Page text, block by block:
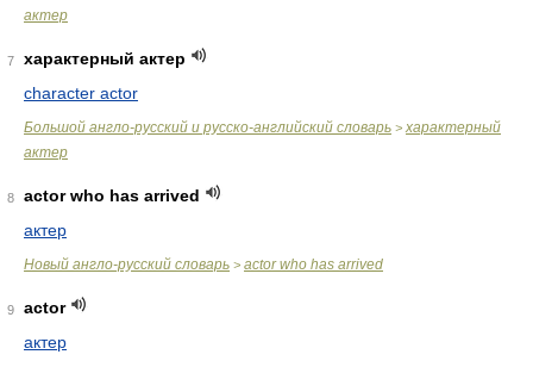
актер
7
характерный актер
character actor
Большой англо-русский и русско-английский словарь > характерный
актер
8
actor who has arrived
актер
Новый англо-русский словарь > actor who has arrived
9
actor
актер